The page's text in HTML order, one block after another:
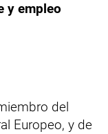
y empleo
del
Europeo, y de